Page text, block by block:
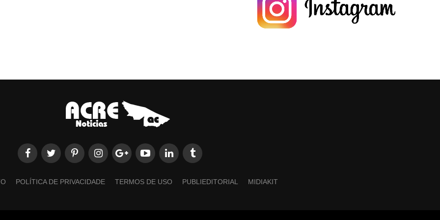
POLÍTICA DE PRIVACIDADE TERMOS DE USO PUBLIEDITORIAL MIDIAKIT